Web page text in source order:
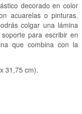
decorado en color
acuarelas o pinturas.
colgar una lámina
para escribir en
que combina con la
31,75 cm).